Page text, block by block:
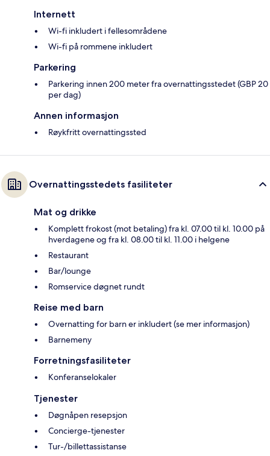
Internett
Wi-fi inkludert i fellesområdene
Wi-fi på rommene inkludert
Parkering
Parkering innen 200 meter fra overnattingsstedet (GBP 20
per dag)
Annen informasjon
Røykfritt overnattingssted
Overnattingsstedets fasiliteter
Mat og drikke
Komplett frokost (mot betaling) fra kl. 07.00 til kl. 10.00 på
hverdagene og fra kl. 08.00 til kl. 11.00 i helgene
Restaurant
Bar/lounge
Romservice døgnet rundt
Reise med barn
Overnatting for barn er inkludert (se mer informasjon)
Barnemeny
Forretningsfasiliteter
Konferanselokaler
Tjenester
Døgnåpen resepsjon
Concierge-tjenester
Tur-/billettassistanse